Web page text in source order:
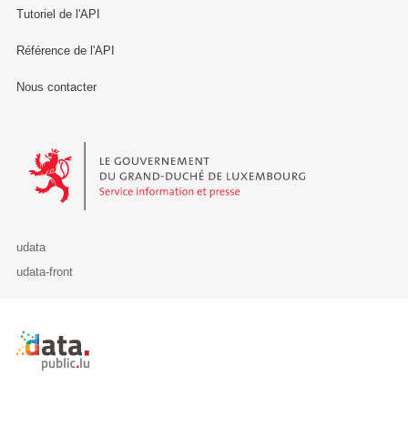
Tutoriel de l'API
Référence de l'API
Nous contacter
Le Gouvernement du Grand-Duché de Luxembourg - Service
udata
udata-front
Retour à l'accueil de data.public.lu